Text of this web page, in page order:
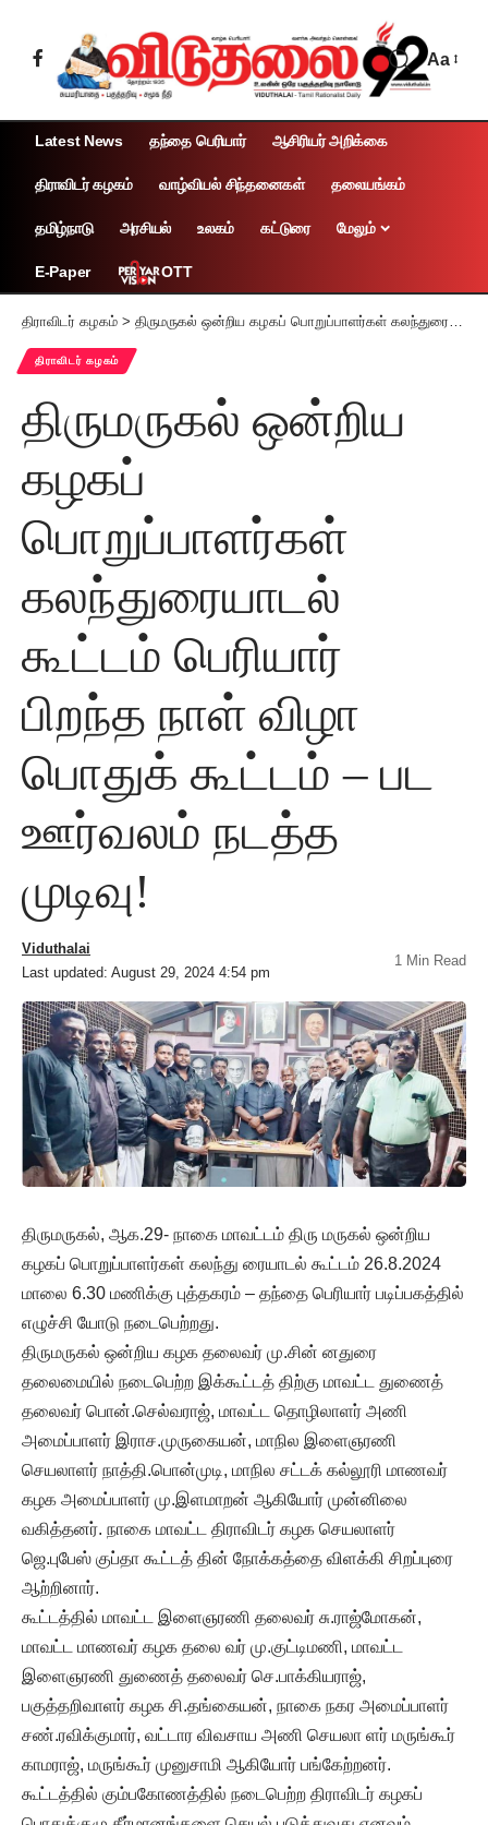
Aa
Latest News தந்தை பெரியார் ஆசிரியர் அறிக்கை
திராவிடர் கழகம் வாழ்வியல் சிந்தனைகள் தலையங்கம்
தமிழ்நாடு அரசியல் உலகம் கட்டுரை மேலும்
E-Paper OTT
திராவிடர் கழகம் > திருமருகல் ஒன்றிய கழகப் பொறுப்பாளர்கள் கலந்துரையாடல் கூட்டம் பெரியார் பிறந்த நாள் விழா பொதுக் கூட்டம் – பட ஊர்வலம் நடத்த முடிவு!
திராவிடர் கழகம்
திருமருகல் ஒன்றிய
கழகப்
பொறுப்பாளர்கள்
கலந்துரையாடல்
கூட்டம் பெரியார்
பிறந்த நாள் விழா
பொதுக் கூட்டம் – பட
ஊர்வலம் நடத்த
முடிவு!
Last updated: August 29, 2024 4:54 pm
Viduthalai
1 Min Read
திருமருகல், ஆக.29- நாகை மாவட்டம் திரு மருகல் ஒன்றிய
கழகப் பொறுப்பாளர்கள் கலந்து ரையாடல் கூட்டம் 26.8.2024
மாலை 6.30 மணிக்கு புத்தகரம் – தந்தை பெரியார் படிப்பகத்தில்
எழுச்சி யோடு நடைபெற்றது.
திருமருகல் ஒன்றிய கழக தலைவர் மு.சின் னதுரை
தலைமையில் நடைபெற்ற இக்கூட்டத் திற்கு மாவட்ட துணைத்
தலைவர் பொன்.செல்வராஜ், மாவட்ட தொழிலாளர் அணி
அமைப்பாளர் இராச.முருகையன், மாநில இளைஞரணி
செயலாளர் நாத்தி.பொன்முடி, மாநில சட்டக் கல்லூரி மாணவர்
கழக அமைப்பாளர் மு.இளமாறன் ஆகியோர் முன்னிலை
வகித்தனர். நாகை மாவட்ட திராவிடர் கழக செயலாளர்
ஜெ.புபேஸ் குப்தா கூட்டத் தின் நோக்கத்தை விளக்கி சிறப்புரை
ஆற்றினார்.
கூட்டத்தில் மாவட்ட இளைஞரணி தலைவர் சு.ராஜ்மோகன்,
மாவட்ட மாணவர் கழக தலை வர் மு.குட்டிமணி, மாவட்ட
இளைஞரணி துணைத் தலைவர் செ.பாக்கியராஜ்,
பகுத்தறிவாளர் கழக சி.தங்கையன், நாகை நகர அமைப்பாளர்
சண்.ரவிக்குமார், வட்டார விவசாய அணி செயலா ளர் மருங்கூர்
காமராஜ், மருங்கூர் முனுசாமி ஆகியோர் பங்கேற்றனர்.
கூட்டத்தில் கும்பகோணத்தில் நடைபெற்ற திராவிடர் கழகப்